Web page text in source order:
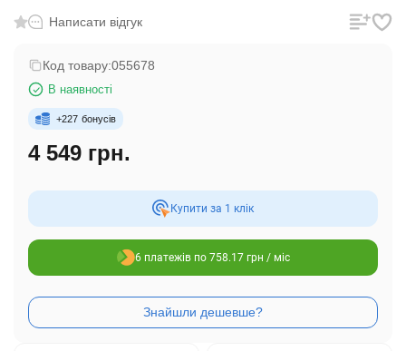
Написати відгук
Код товару:055678
В наявності
+227 бонусів
4 549 грн.
Купити за 1 клiк
6 платежів по 758.17 грн / міс